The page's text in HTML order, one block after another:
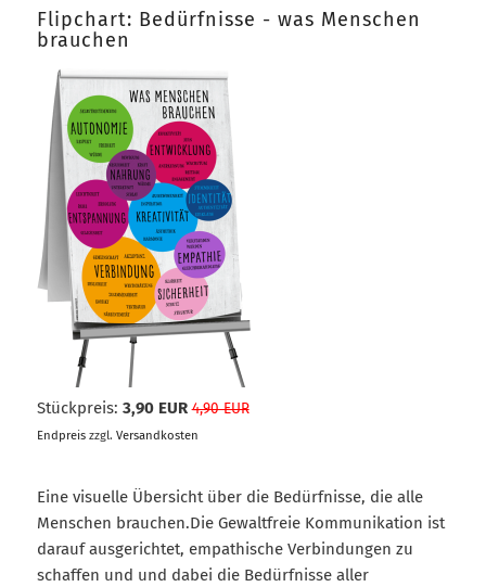
Flipchart: Bedürfnisse - was Menschen
brauchen
Stückpreis: 3,90 EUR 4,90 EUR
Endpreiszzgl. Versandkosten
Eine visuelle Übersicht über die Bedürfnisse, die alle
Menschen brauchen.Die Gewaltfreie Kommunikation ist
darauf ausgerichtet, empathische Verbindungen zu
schaffen und und dabei die Bedürfnisse aller